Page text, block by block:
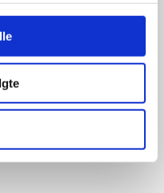
så har I en
eller et
så send en
,
produkt
dygtig pris.